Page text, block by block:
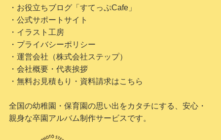
・お役立ちブログ「すてっぷCafe」
・公式サポートサイト
・イラスト工房
・プライバシーポリシー
・運営会社（株式会社ステップ）
・会社概要・代表挨拶
・無料お見積もり・資料請求はこちら
全国の幼稚園・保育園の思い出をカタチにする、安心・
親身な卒園アルバム制作サービスです。